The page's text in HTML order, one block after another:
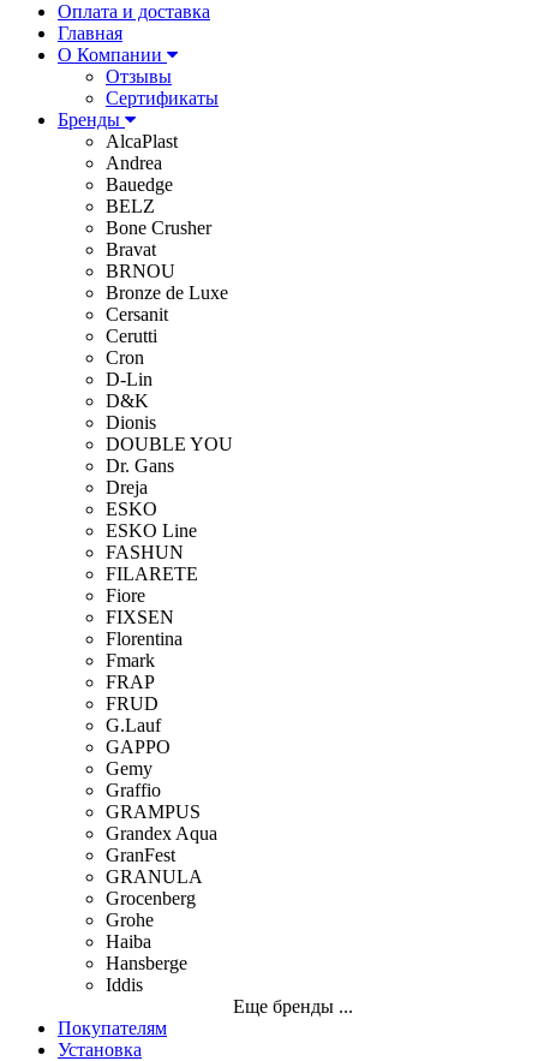
Оплата и доставка
Главная
О Компании
Отзывы
Сертификаты
Бренды
AlcaPlast
Andrea
Bauedge
BELZ
Bone Crusher
Bravat
BRNOU
Bronze de Luxe
Cersanit
Cerutti
Cron
D-Lin
D&K
Dionis
DOUBLE YOU
Dr. Gans
Dreja
ESKO
ESKO Line
FASHUN
FILARETE
Fiore
FIXSEN
Florentina
Fmark
FRAP
FRUD
G.Lauf
GAPPO
Gemy
Graffio
GRAMPUS
Grandex Aqua
GranFest
GRANULA
Grocenberg
Grohe
Haiba
Hansberge
Iddis
Еще бренды ...
Покупателям
Установка